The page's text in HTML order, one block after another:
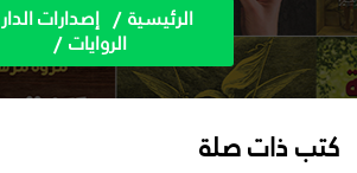
الرئيسية إصدارات الدار
الروايات
كتب ذات صلة